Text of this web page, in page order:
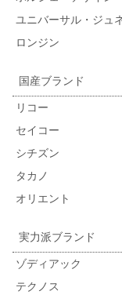
ユニバーサル・ジュ
ロンジン
国産ブランド
リコー
セイコー
シチズン
タカノ
オリエント
実力派ブランド
ゾディアック
テクノス